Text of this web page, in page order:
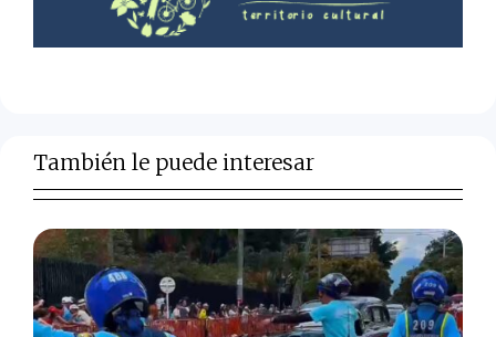
También le puede interesar